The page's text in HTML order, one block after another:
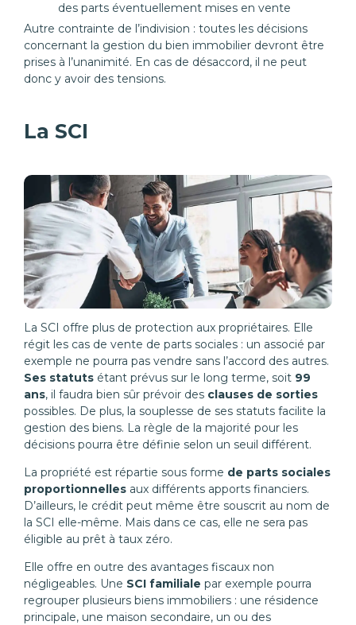
des parts éventuellement mises en vente
Autre contrainte de l’indivision : toutes les décisions
concernant la gestion du bien immobilier devront être
prises à l’unanimité. En cas de désaccord, il ne peut
donc y avoir des tensions.
La SCI
La SCI offre plus de protection aux propriétaires. Elle
régit les cas de vente de parts sociales : un associé par
exemple ne pourra pas vendre sans l’accord des autres.
Ses statuts étant prévus sur le long terme, soit 99
ans, il faudra bien sûr prévoir des clauses de sorties
possibles. De plus, la souplesse de ses statuts facilite la
gestion des biens. La règle de la majorité pour les
décisions pourra être définie selon un seuil différent.
La propriété est répartie sous forme de parts sociales
proportionnelles aux différents apports financiers.
D’ailleurs, le crédit peut même être souscrit au nom de
la SCI elle-même. Mais dans ce cas, elle ne sera pas
éligible au prêt à taux zéro.
Elle offre en outre des avantages fiscaux non
négligeables. Une SCI familiale par exemple pourra
regrouper plusieurs biens immobiliers : une résidence
principale, une maison secondaire, un ou des